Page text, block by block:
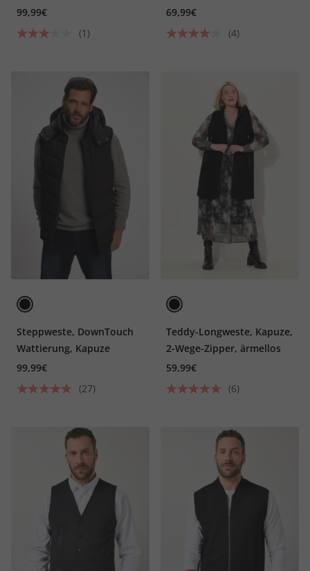
99,99€
(1)
Baukasten, bis 8 XL
69,99€
(4)
Steppweste, DownTouch
Wattierung, Kapuze
99,99€
(27)
Teddy-Longweste, Kapuze,
2-Wege-Zipper, ärmellos
59,99€
(6)